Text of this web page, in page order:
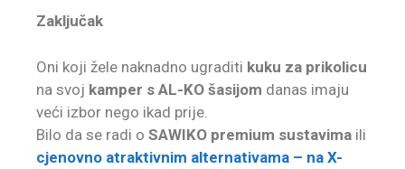
Zaključak
Oni koji žele naknadno ugraditi kuku za prikolicu
na svoj kamper s AL-KO šasijom danas imaju
veći izbor nego ikad prije.
Bilo da se radi o SAWIKO premium sustavima ili
cjenovno atraktivnim alternativama – na X-